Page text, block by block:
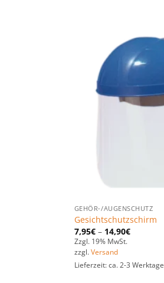
GEHÖR-/AUGENSCHUTZ
Gesichtschutzschirm
7,95€– 14,90€
Zzgl. 19% MwSt.
zzgl. Versand
Lieferzeit: ca. 2-3 Werktage